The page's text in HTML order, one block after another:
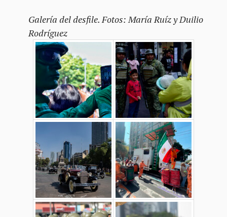
Galería del desfile. Fotos: María Ruíz y Duilio
Rodríguez